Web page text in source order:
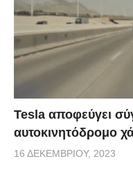
Tesla αποφεύγει
αυτοκινητόδρομο
16 ΔΕΚΕΜΒΡΊΟΥ, 2023